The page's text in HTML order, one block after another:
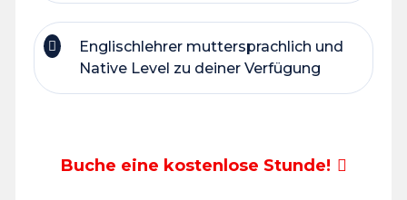
Englischlehrer muttersprachlich und
Native Level zu deiner Verfügung
Buche eine kostenlose Stunde!